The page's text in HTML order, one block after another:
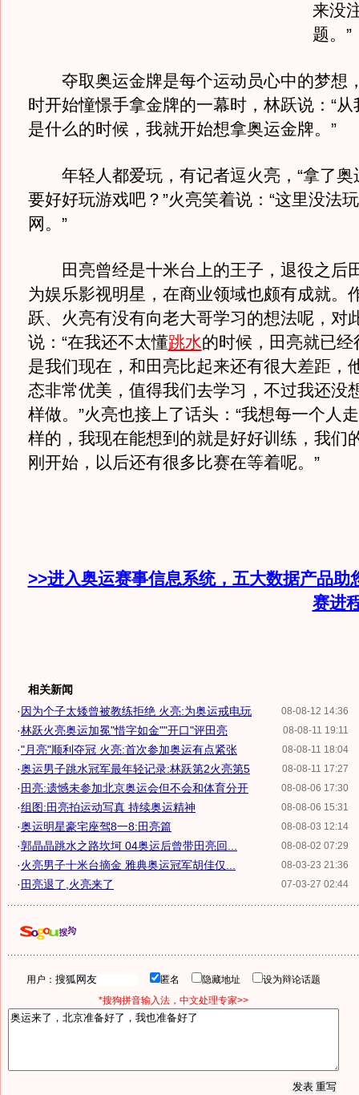
来没
题。”
夺取奥运金牌是每个运动员心中的梦想
时开始憧憬手拿金牌的一幕时，林跃说：“
是什么的时候，我就开始想拿奥运金牌。”
年轻人都爱玩，有记者逗火亮，“拿了奥
要好好玩游戏吧？”火亮笑着说：“这里没法
网。”
田亮曾经是十米台上的王子，退役之后
为娱乐影视明星，在商业领域也颇有成就。
跃、火亮有没有向老大哥学习的想法呢，对
说：“在我还不太懂跳水的时候，田亮就已
是我们现在，和田亮比起来还有很大差距，
态非常优美，值得我们去学习，不过我还没
样做。”火亮也接上了话头：“我想每一个人
样的，我现在能想到的就是好好训练，我们
刚开始，以后还有很多比赛在等着呢。”
>>进入奥运赛事信息系统，五大数据产品助
赛进
相关新闻
08-08-12 14:36
·因为个子太矮曾被教练拒绝 火亮:为奥运戒电玩
08-08-11 19:11
·林跃火亮奥运加冕"惜字如金""开口"评田亮
08-08-11 18:04
·"月亮"顺利夺冠 火亮:首次参加奥运有点紧张
08-08-11 17:27
·奥运男子跳水冠军最年轻记录:林跃第2火亮第5
08-08-06 17:30
· 田亮:遗憾未参加北京奥运会但不会和体育分开
08-08-06 15:31
·组图:田亮拍运动写真 持续奥运精神
08-08-03 12:14
·奥运明星豪宅座驾8一8:田亮篇
08-08-02 07:29
·郭晶晶跳水之路坎坷 04奥运后曾带田亮回...
08-03-23 21:36
·火亮男子十米台摘金 雅典奥运冠军胡佳仅...
07-03-27 02:44
· 田亮退了,火亮来了
用户： 匿名 隐藏地址
设为辩论话题
*搜狗拼音输入法，中文处理专家>>